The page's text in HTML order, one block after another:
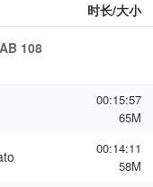
时长/大小
108
00:15:57
65M
00:14:11
58M